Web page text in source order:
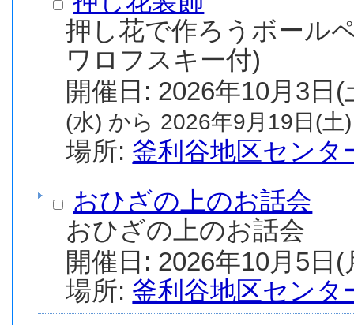
押し花で作ろうボール
ワロフスキー付)
(水) から 2026年9月19日(土
場所: 釜利谷地区センタ
おひざの上のお話会
おひざの上のお話会
場所: 釜利谷地区センタ